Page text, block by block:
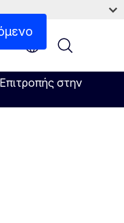
στην